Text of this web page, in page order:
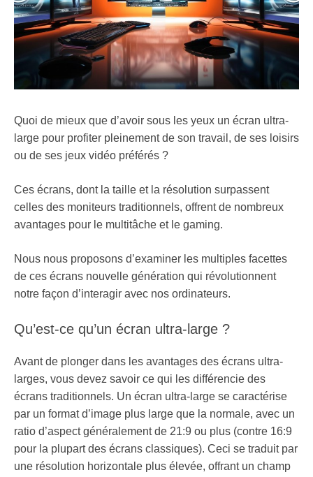
Quoi de mieux que d’avoir sous les yeux un écran ultra-
large pour profiter pleinement de son travail, de ses loisirs
ou de ses jeux vidéo préférés ?
Ces écrans, dont la taille et la résolution surpassent
celles des moniteurs traditionnels, offrent de nombreux
avantages pour le multitâche et le gaming.
Nous nous proposons d’examiner les multiples facettes
de ces écrans nouvelle génération qui révolutionnent
notre façon d’interagir avec nos ordinateurs.
Qu’est-ce qu’un écran ultra-large ?
Avant de plonger dans les avantages des écrans ultra-
larges, vous devez savoir ce qui les différencie des
écrans traditionnels. Un écran ultra-large se caractérise
par un format d’image plus large que la normale, avec un
ratio d’aspect généralement de 21:9 ou plus (contre 16:9
pour la plupart des écrans classiques). Ceci se traduit par
une résolution horizontale plus élevée, offrant un champ